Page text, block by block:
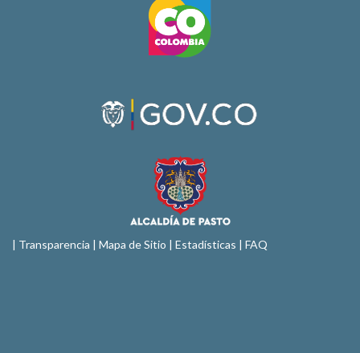
| Transparencia | Mapa de Sitio | Estadísticas | FAQ